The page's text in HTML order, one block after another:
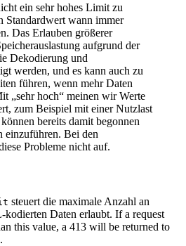
ein sehr hohes Limit zu
Standardwert wann immer
Das Erlauben größerer
aufgrund der
Dekodierung und
werden, und es kann auch zu
führen, wenn mehr Daten
„sehr hoch“ meinen wir Werte
zum Beispiel mit einer Nutzlast
bereits damit begonnen
einzuführen. Bei den
Probleme nicht auf.
steuert die maximale Anzahl an
Daten erlaubt. If a request
this value, a 413 will be returned to
.